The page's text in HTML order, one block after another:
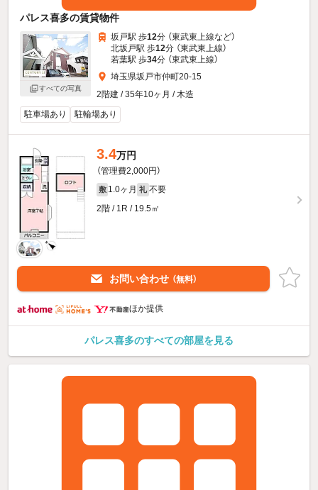
パレス喜多の賃貸物件
すべての写真
坂戸駅 歩12分 （東武東上線など）
北坂戸駅 歩12分 （東武東上線）
若葉駅 歩34分 （東武東上線）
埼玉県坂戸市仲町20-15
2階建 / 35年10ヶ月 / 木造
駐車場あり
駐輪場あり
3.4万円
（管理費2,000円）
敷 1.0ヶ月 礼 不要
2階 / 1R / 19.5㎡
お問い合わせ （無料）
ほか提供
パレス喜多のすべての部屋を見る